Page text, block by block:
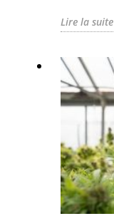
Lire la suite